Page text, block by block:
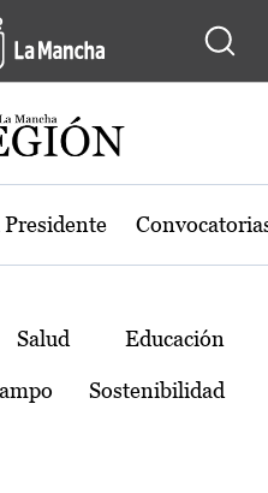
de Castilla-La
Salud Educación
Sostenibilidad